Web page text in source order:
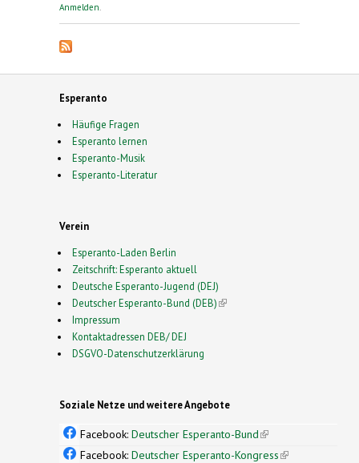
Anmelden
Esperanto
Häufige Fragen
Esperanto lernen
Esperanto-Musik
Esperanto-Literatur
Verein
Esperanto-Laden Berlin
Zeitschrift: Esperanto aktuell
Deutsche Esperanto-Jugend (DEJ)
Deutscher Esperanto-Bund (DEB)(link is external)
Impressum
Kontaktadressen DEB/ DEJ
DSGVO-Datenschutzerklärung
Soziale Netze und weitere Angebote
Facebook: Deutscher Esperanto-Bund(link is
external)
Facebook: Deutscher Esperanto-Kongress(link is